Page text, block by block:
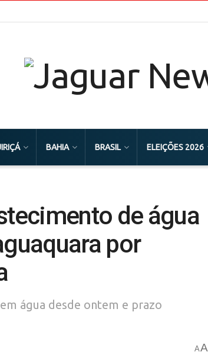
BAHIA BRASIL ELEIÇÕES 2026
de água
por
água desde ontem e prazo
AA